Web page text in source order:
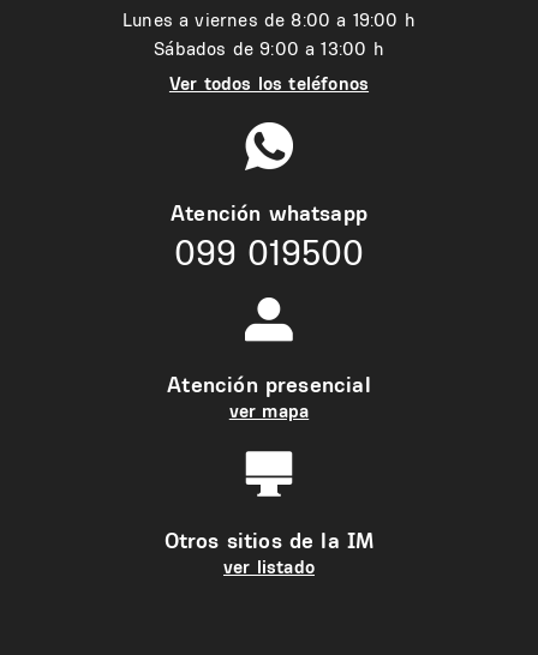
Lunes a viernes de 8:00 a 19:00 h
Sábados de 9:00 a 13:00 h
Ver todos los teléfonos
Atención whatsapp
099 019500
Atención presencial
ver mapa
Otros sitios de la IM
ver listado